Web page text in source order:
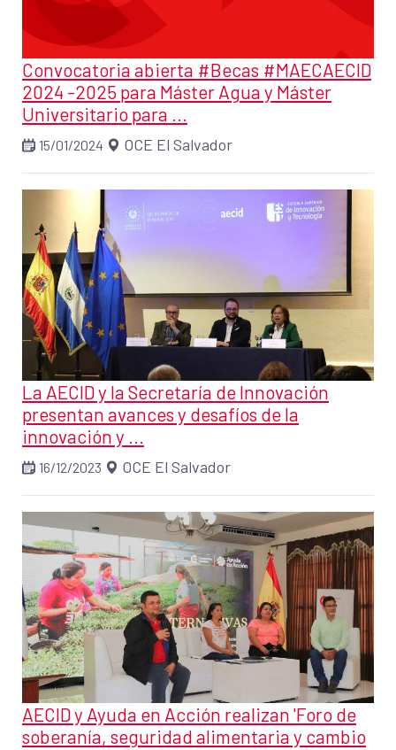
Convocatoria abierta #Becas #MAECAECID
2024 -2025 para Máster Agua y Máster
Universitario para ...
15/01/2024 OCE El Salvador
La AECID y la Secretaría de Innovación
presentan avances y desafíos de la
innovación y ...
16/12/2023 OCE El Salvador
AECID y Ayuda en Acción realizan 'Foro de
soberanía, seguridad alimentaria y cambio